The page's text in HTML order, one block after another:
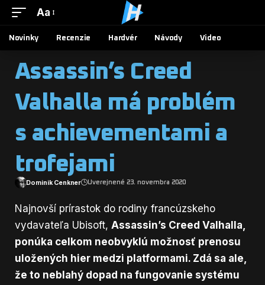
Aa
Novinky Recenzie Hardvér Návody Video
Assassin’s Creed
Valhalla má problém
s achievementami a
trofejami
Dominik Cenkner Uverejnené 23. novembra 2020
Najnovší prírastok do rodiny francúzskeho
vydavateľa Ubisoft, Assassin’s Creed Valhalla,
ponúka celkom neobvyklú možnosť prenosu
uložených hier medzi platformami. Zdá sa ale,
že to neblahý dopad na fungovanie systému